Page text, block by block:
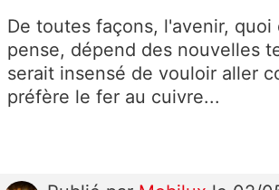
De toutes façons, l'avenir, quoi
pense, dépend des nouvelles
serait insensé de vouloir aller
préfère le fer au cuivre...